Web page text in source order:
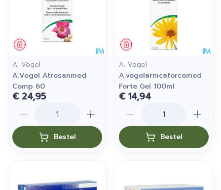
Geneesmiddel
A. Vogel
A.Vogel Atrosanmed
Comp 60
€ 24,95
Bestel
Geneesmiddel
A. Vogel
A.vogelarnicaforcemed
Forte Gel 100ml
€ 14,94
Bestel